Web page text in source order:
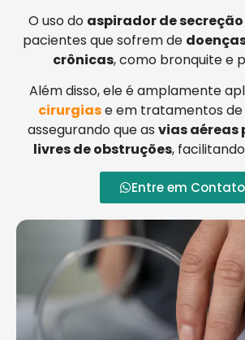
O uso do aspirador de secreção
pacientes que sofrem de
crônicas, como bronquite e
Além disso, ele é amplamente
cirurgiase em tratamentos
assegurando que as vias aéreas
livres de obstruções,
Entre em Contato